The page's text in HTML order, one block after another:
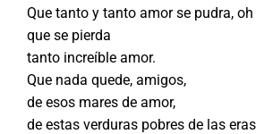
Que tanto y tanto amor se pudra,
que se pierda
tanto increíble amor.
Que nada quede, amigos,
de esos mares de amor,
de estas verduras pobres de las eras